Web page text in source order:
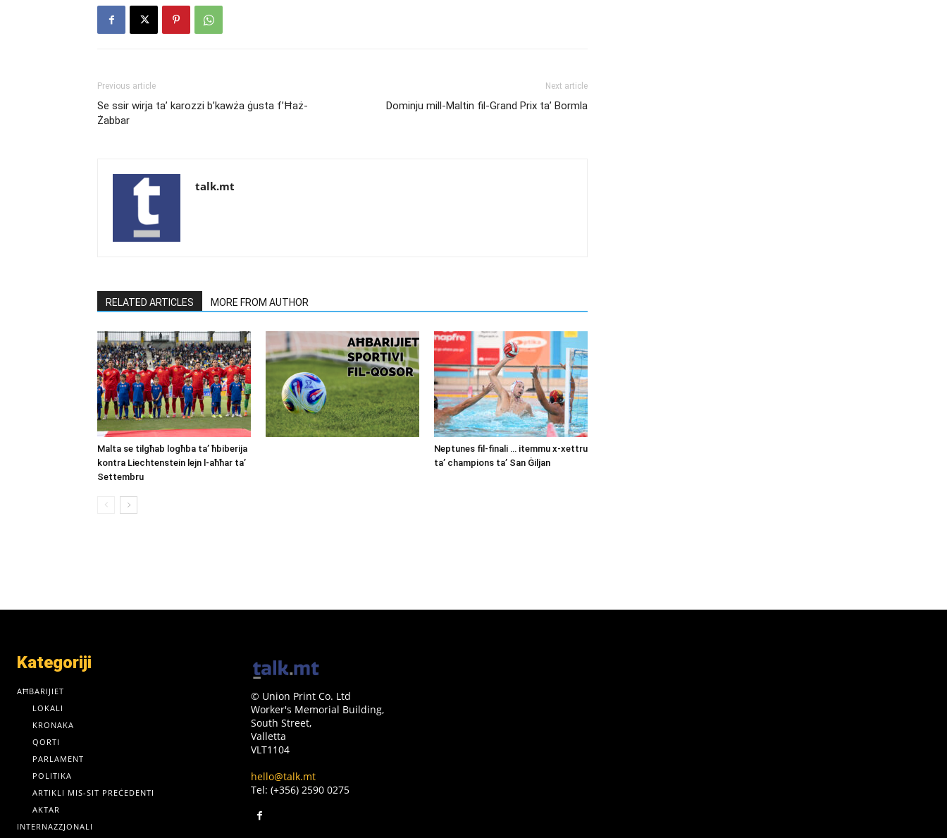
Previous article
Se ssir wirja ta’ karozzi b’kawża ġusta f’Ħaż-
Żabbar
Next article
Dominju mill-Maltin fil-Grand Prix ta’ Bormla
talk.mt
RELATED ARTICLES MORE FROM AUTHOR
Malta se tilgħab logħba ta’ ħbiberija
kontra Liechtenstein lejn l-aħħar ta’
Settembru
Neptunes fil-finali … itemmu x-xettru
ta’ champions ta’ San Ġiljan
Kategoriji
AĦBARIJIET
LOKALI
KRONAKA
QORTI
PARLAMENT
POLITIKA
ARTIKLI MIS-SIT PREĊEDENTI
AKTAR
INTERNAZZJONALI
© Union Print Co. Ltd
Worker's Memorial Building,
South Street,
Valletta
VLT1104
hello@talk.mt
Tel: (+356) 2590 0275